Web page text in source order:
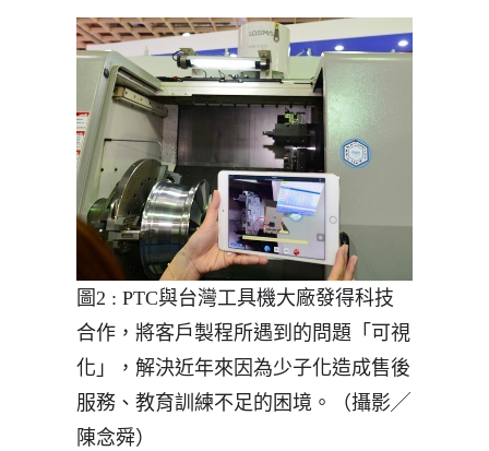
圖2 : PTC與台灣工具機大廠發得科技
合作，將客戶製程所遇到的問題「可視
化」，解決近年來因為少子化造成售後
服務、教育訓練不足的困境。（攝影╱
陳念舜）